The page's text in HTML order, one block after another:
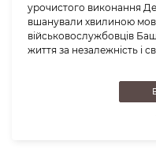
урочистого виконання
вшанували хвилиною
військовослужбовців
життя за незалежність і